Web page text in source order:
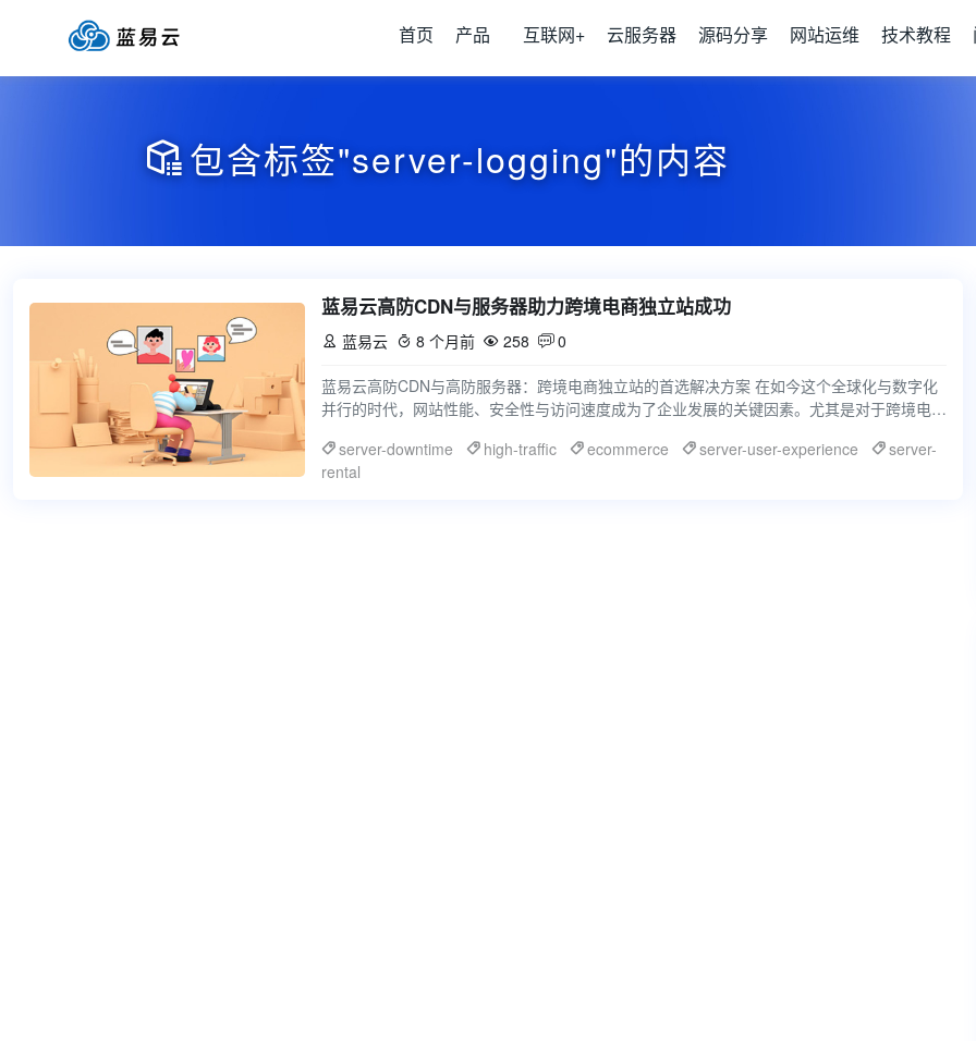
首页 产品 互联网+ 云服务器 源码分享 网站运维 技术教程
包含标签"server-logging"的内容
蓝易云高防CDN与服务器助力跨境电商独立站成功
 蓝易云  8 个月前  258  0
蓝易云高防CDN与高防服务器：跨境电商独立站的首选解决方案 在如今这个全球化与数字化
并行的时代，网站性能、安全性与访问速度成为了企业发展的关键因素。尤其是对于跨境电商
server-downtime
high-traffic ecommerce server-user-experience
server-
rental